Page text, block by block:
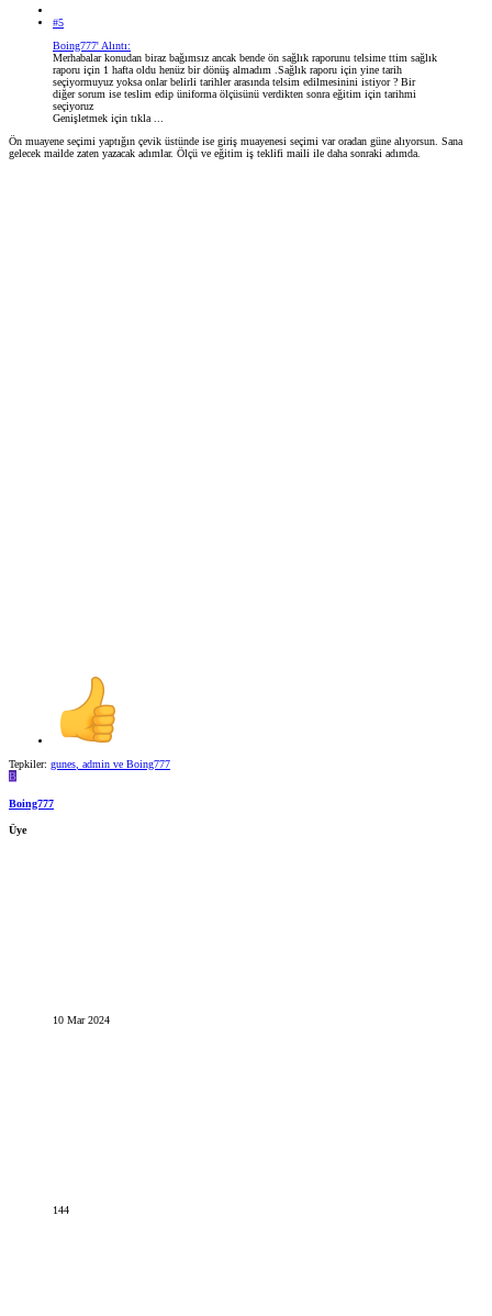
#5
Boing777' Alıntı:
Merhabalar konudan biraz bağımsız ancak bende ön sağlık raporunu telsime ttim sağlık
raporu için 1 hafta oldu henüz bir dönüş almadım .Sağlık raporu için yine tarih
seçiyormuyuz yoksa onlar belirli tarihler arasında telsim edilmesinini istiyor ? Bir
diğer sorum ise teslim edip üniforma ölçüsünü verdikten sonra eğitim için tarihmi
seçiyoruz
Genişletmek için tıkla ...
Ön muayene seçimi yaptığın çevik üstünde ise giriş muayenesi seçimi var oradan güne alıyorsun. Sana
gelecek mailde zaten yazacak adımlar. Ölçü ve eğitim iş teklifi maili ile daha sonraki adımda.
Tepkiler: gunes, admin ve Boing777
B
Boing777
Üye
10 Mar 2024
144